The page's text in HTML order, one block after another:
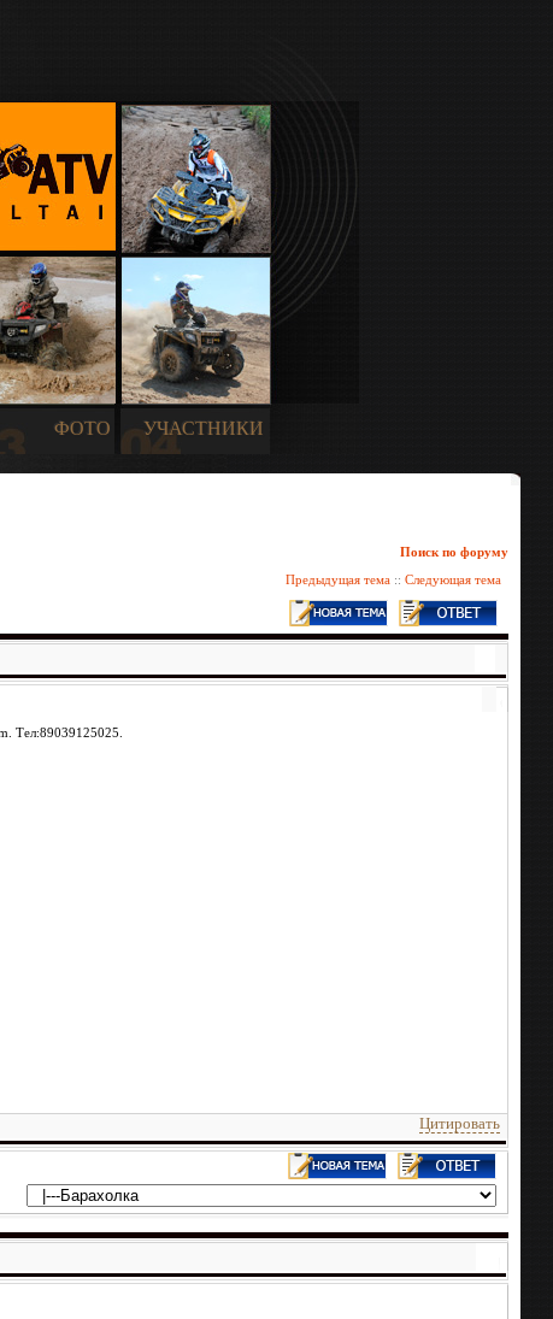
ФОТО УЧАСТНИКИ
Поиск по форуму
Предыдущая тема :: Следующая тема
Тел:89039125025.
Цитировать